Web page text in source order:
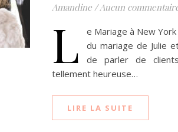
Amandine /Aucun
L
e Mariage à New
du mariage de Julie
de parler de
tellement heureuse…
LIRE LA SUITE